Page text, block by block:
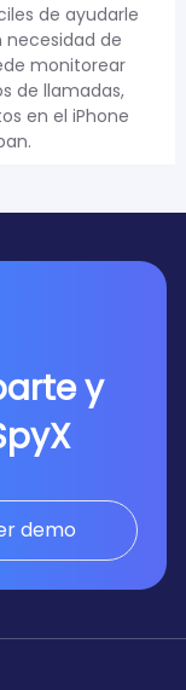
de ayudarle
necesidad de
monitorear
de llamadas,
en el iPhone
y
demo